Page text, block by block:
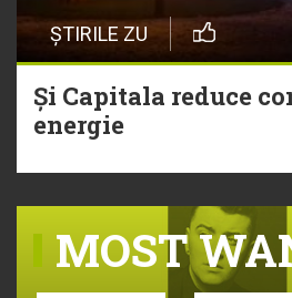
ȘTIRILE ZU
Și Capitala reduce
energie
MOST